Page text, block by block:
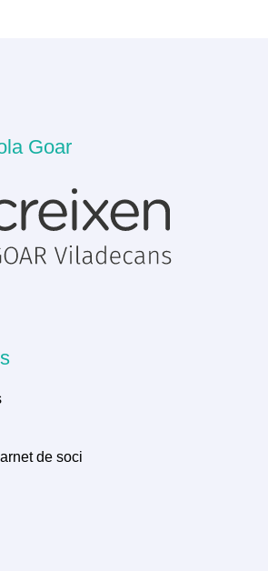
Goar
de soci